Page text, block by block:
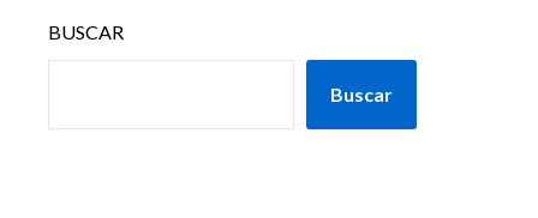
BUSCAR
Buscar